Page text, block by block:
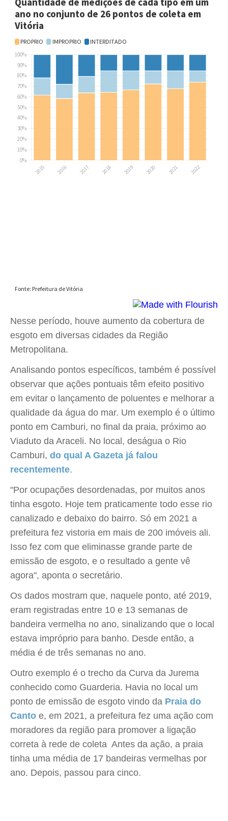
Nesse período, houve aumento da cobertura de
esgoto em diversas cidades da Região
Metropolitana.
Analisando pontos específicos, também é possível
observar que ações pontuais têm efeito positivo
em evitar o lançamento de poluentes e melhorar a
qualidade da água do mar. Um exemplo é o último
ponto em Camburi, no final da praia, próximo ao
Viaduto da Araceli. No local, deságua o Rio
Camburi, do qual A Gazeta já falou
recentemente.
"Por ocupações desordenadas, por muitos anos
tinha esgoto. Hoje tem praticamente todo esse rio
canalizado e debaixo do bairro. Só em 2021 a
prefeitura fez vistoria em mais de 200 imóveis ali.
Isso fez com que eliminasse grande parte de
emissão de esgoto, e o resultado a gente vê
agora", aponta o secretário.
Os dados mostram que, naquele ponto, até 2019,
eram registradas entre 10 e 13 semanas de
bandeira vermelha no ano, sinalizando que o local
estava impróprio para banho. Desde então, a
média é de três semanas no ano.
Outro exemplo é o trecho da Curva da Jurema
conhecido como Guarderia. Havia no local um
ponto de emissão de esgoto vindo da Praia do
Canto e, em 2021, a prefeitura fez uma ação com
moradores da região para promover a ligação
correta à rede de coleta Antes da ação, a praia
tinha uma média de 17 bandeiras vermelhas por
ano. Depois, passou para cinco.